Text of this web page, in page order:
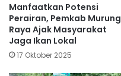
Manfaatkan Potensi
Perairan, Pemkab Murung
Raya Ajak Masyarakat
Jaga Ikan Lokal
17 Oktober 2025